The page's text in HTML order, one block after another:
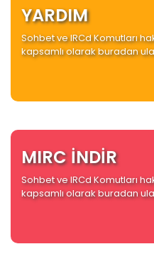
YARDIM
Sohbet ve IRCd Komutları
kapsamlı olarak buradan
MIRC İNDİR
Sohbet ve IRCd Komutları
kapsamlı olarak buradan